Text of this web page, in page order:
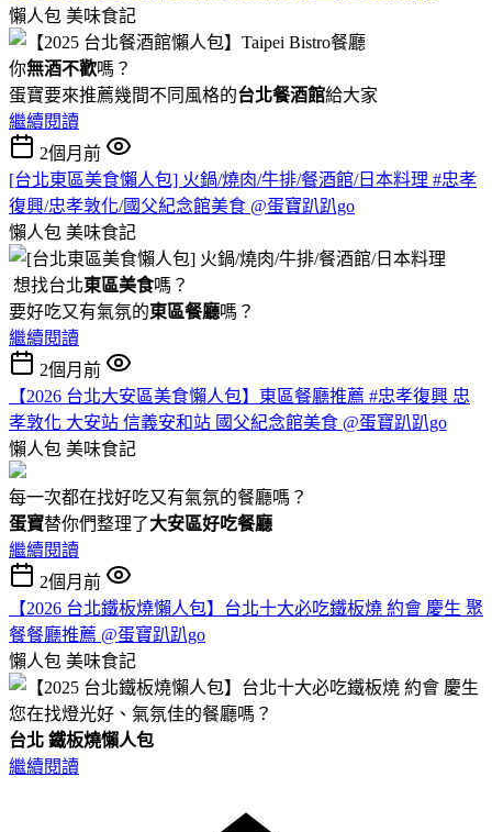
懶人包 美味食記
你無酒不歡嗎？
蛋寶要來推薦幾間不同風格的台北餐酒館給大家
繼續閱讀
2個月前
[台北東區美食懶人包] 火鍋/燒肉/牛排/餐酒館/日本料理 #忠孝
復興/忠孝敦化/國父紀念館美食 @蛋寶趴趴go
懶人包 美味食記
想找台北東區美食嗎？
要好吃又有氣氛的東區餐廳嗎？
繼續閱讀
2個月前
【2026 台北大安區美食懶人包】東區餐廳推薦 #忠孝復興 忠
孝敦化 大安站 信義安和站 國父紀念館美食 @蛋寶趴趴go
懶人包 美味食記
每一次都在找好吃又有氣氛的餐廳嗎？
蛋寶替你們整理了大安區好吃餐廳
繼續閱讀
2個月前
【2026 台北鐵板燒懶人包】台北十大必吃鐵板燒 約會 慶生 聚
餐餐廳推薦 @蛋寶趴趴go
懶人包 美味食記
您在找燈光好、氣氛佳的餐廳嗎？
台北 鐵板燒懶人包
繼續閱讀